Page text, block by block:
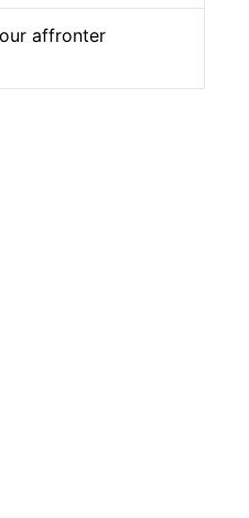
affronter